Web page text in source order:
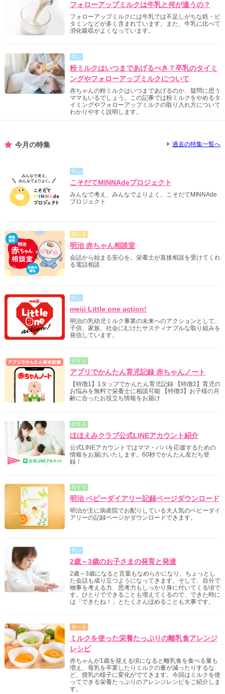
フォローアップミルクは牛乳と何が違うの？
フォローアップミルクには牛乳では不足しがちな鉄・ビ
タミンなどが多く含まれています。また、牛乳に比べて
消化吸収がよくなっています。
学ぶ
粉ミルクはいつまであげるべき？卒乳のタイミ
ングやフォローアップミルクについて
赤ちゃんの粉ミルクはいつまであげるのか、疑問に思う
ママもいるでしょう。この記事では粉ミルクをやめるタ
イミングやフォローアップミルクの取り入れ方について
わかりやすく説明します。
今月の特集 過去の特集一覧へ
学ぶ
こそだてMINNAdeプロジェクト
みんなで考え、みんなでよりよく。こそだてMINNAde
プロジェクト
尋ねる
明治 赤ちゃん相談室
会話から始まる安心を。栄養士が直接相談を受けてくれ
る電話相談
学ぶ
meiji Little one action!
明治の乳幼児ミルク事業の未来へのアクションとして、
子供、家族、社会にむけたサスティナブルな取り組みを
発信しています。
得する
アプリでかんたん育児記録 赤ちゃんノート
【特徴1】1タップでかんたん育児記録 【特徴2】育児の
お悩みを無料で栄養士に相談可能 【特徴3】お子様の月
齢に合ったお役立ち情報をお届け
得する
ほほえみクラブ公式LINEアカウント紹介
公式LINEアカウントではママ・パパを応援するための
情報をお届けいたします。60秒でかんたん友だち登
録！
得する
明治 ベビーダイアリー記録ページダウンロード
明治が主に病産院でお配りしている大人気のベビーダイ
アリーの記録ページがダウンロードできます。
学ぶ
2歳～3歳のお子さまの発育と発達
2歳～3歳になると言葉もなめらかになり、ちょっとし
た会話も成り立つようになってきます。そして、自分で
物事を考える力、思考力もしっかり身に付いてくる頃で
す。ひとりでできることも増えてくるので、できた時に
は「できたね！」とたくさんほめることも大事です。
食べる
ミルクを使った栄養たっぷりの離乳食アレンジ
レシピ
赤ちゃんが1歳を迎える頃になると離乳食を食べる量も
増え、母乳を卒業したりミルクの量が減ったりするな
ど、授乳の様子に変化がでてきます。今回はミルクを使
ってできる栄養たっぷりのアレンジレシピをご紹介しま
す。